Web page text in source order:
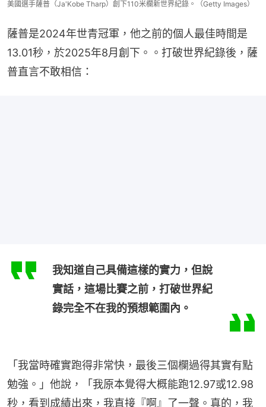
美國選手薩普（Ja'Kobe Tharp）創下110米欄新世界紀錄。（Getty Images）
薩普是2024年世青冠軍，他之前的個人最佳時間是
13.01秒，於2025年8月創下。。打破世界紀錄後，薩
普直言不敢相信：
我知道自己具備這樣的實力，但說
實話，這場比賽之前，打破世界紀
錄完全不在我的預想範圍內。
「我當時確實跑得非常快，最後三個欄過得其實有點
勉強。」他說，「我原本覺得大概能跑12.97或12.98
秒，看到成績出來，我直接『啊』了一聲。真的，我